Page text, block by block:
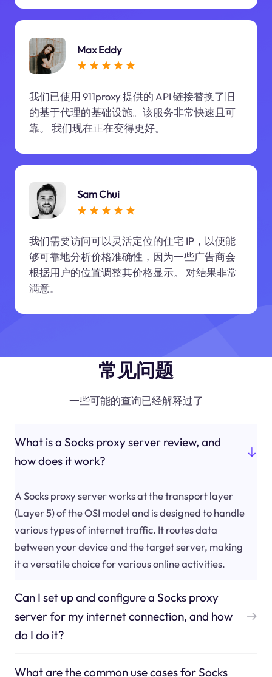
Max Eddy
我们已使用 911proxy 提供的 API 链接替换了旧
的基于代理的基础设施。该服务非常快速且可
靠。 我们现在正在变得更好。
Sam Chui
我们需要访问可以灵活定位的住宅 IP，以便能
够可靠地分析价格准确性，因为一些广告商会
根据用户的位置调整其价格显示。 对结果非常
满意。
常见问题
一些可能的查询已经解释过了
What is a Socks proxy server review, and
how does it work?
A Socks proxy server works at the transport layer
(Layer 5) of the OSI model and is designed to handle
various types of internet traffic. It routes data
between your device and the target server, making
it a versatile choice for various online activities.
Can I set up and configure a Socks proxy
server for my internet connection, and how
do I do it?
What are the common use cases for Socks